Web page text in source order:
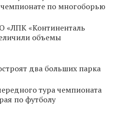
по многоборью
«ЛПК «Континенталь
объемы
два больших парка
тура чемпионата
по футболу